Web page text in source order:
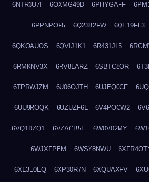
6NTR3U7I 6OXMG49D 6PHYGAFF
6PPNPOF5 6Q23B2FW 6QE19FL3
6QKOAUOS 6QVIJ1K1 6R431JL5
6RMKNV3X 6RV8LARZ 6SBTC8OR
6TPRWJZM 6U06OJTH 6UJEQ0CF
6UU9ROQK 6UZUZF6L 6V4POCW2
6VQ1DZQ1 6VZACB5E 6W0V02MY
6WJXFPEM 6WSY8NWU
6XL3E0EQ 6XP30R7N 6XQUAXFV